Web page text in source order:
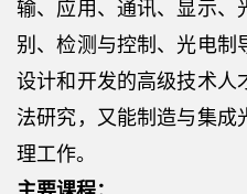
输、应用、通讯、显示、
别、检测与控制、光电制
设计和开发的高级技术人
法研究，又能制造与集成
理工作。